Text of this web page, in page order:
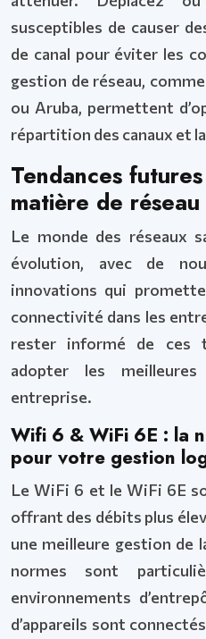
susceptibles de causer
de canal pour éviter les
gestion de réseau,
ou Aruba, permettent
répartition des canaux et
Tendances
matière de
Le monde des réseaux
évolution, avec de
innovations qui
connectivité dans les
rester informé de ces
adopter les
entreprise.
Wifi 6 & WiFi 6E : la
pour votre gestion
Le WiFi 6 et le WiFi 6E
offrant des débits plus
une meilleure gestion de
normes sont
environnements
d’appareils sont